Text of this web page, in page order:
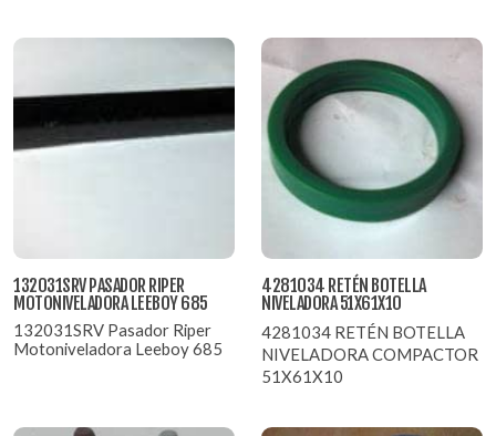
132031SRV PASADOR RIPER
MOTONIVELADORA LEEBOY 685
132031SRV Pasador Riper
Motoniveladora Leeboy 685
4281034 RETÉN BOTELLA
NIVELADORA 51X61X10
4281034 RETÉN BOTELLA
NIVELADORA COMPACTOR
51X61X10